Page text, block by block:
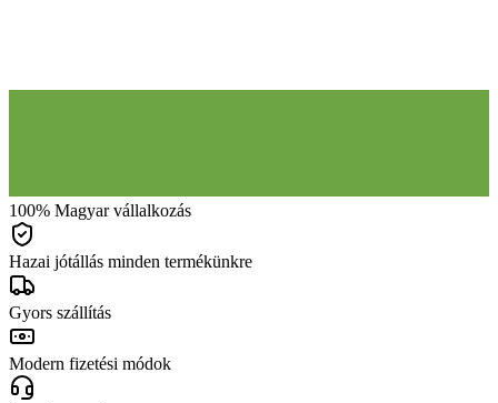
100% Magyar vállalkozás
Hazai jótállás minden termékünkre
Gyors szállítás
Modern fizetési módok